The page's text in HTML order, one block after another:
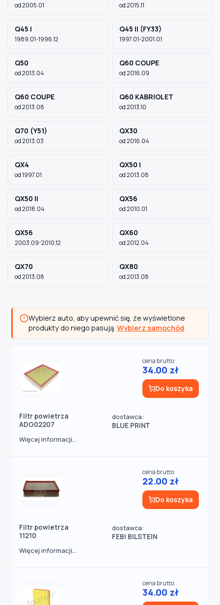
od 2005.01 od 2015.11
Q45 I
1989.01-1996.12
Q45 II (FY33)
1997.01-2001.01
Q50
od 2013.04
Q60 COUPE
od 2016.09
Q60 COUPE
od 2013.08
Q60 KABRIOLET
od 2013.10
Q70 (Y51)
od 2013.03
QX30
od 2016.04
QX4
od 1997.01
QX50 I
od 2013.08
QX50 II
od 2018.04
QX56
od 2010.01
QX56
2003.09-2010.12
QX60
od 2012.04
QX70
od 2013.08
QX80
od 2013.08
Wybierz auto, aby upewnić się, że wyświetlone
produkty do niego pasują. Wybierz samochód
Filtr powietrza
ADG02207
dostawca:
BLUE PRINT
cena brutto:
34.00 zł
Do koszyka
Więcej informacji...
Filtr powietrza
11210
dostawca:
FEBI BILSTEIN
cena brutto:
22.00 zł
Do koszyka
Więcej informacji...
cena brutto:
34.00 zł